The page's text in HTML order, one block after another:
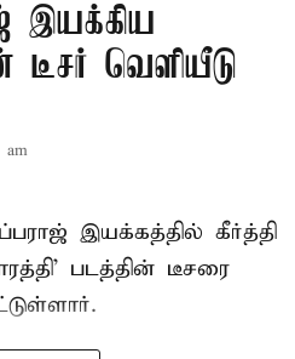
இயக்கிய
டீசர் வெளியீடு
am
இயக்கத்தில் கீர்த்தி
படத்தின் டீசரை